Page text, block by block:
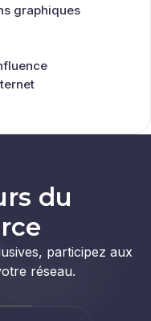
graphiques
du
participez aux
réseau.